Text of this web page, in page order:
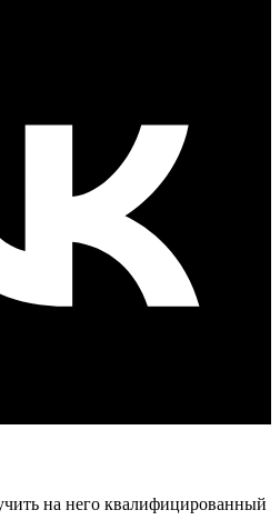
на него квалифицированный